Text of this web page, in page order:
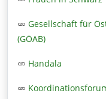
Gesellschaft für
(GÖAB)
Handala